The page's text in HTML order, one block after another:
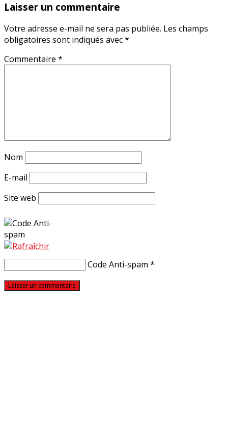
Laisser un commentaire
Votre adresse e-mail ne sera pas publiée. Les champs
obligatoires sont indiqués avec*
Commentaire *
Nom
E-mail
Site web
Code Anti-spam *